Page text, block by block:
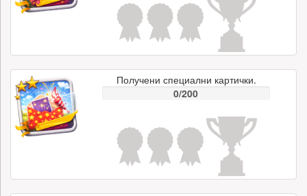
Получени специални картички.
0/200